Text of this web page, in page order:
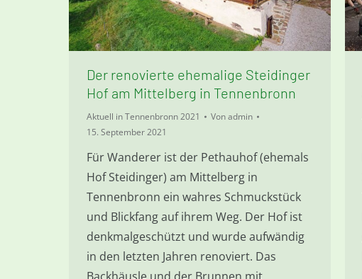
Der renovierte ehemalige Steidinger
Hof am Mittelberg in Tennenbronn
Aktuell in Tennenbronn 2021 Vonadmin
15. September 2021
Für Wanderer ist der Pethauhof (ehemals
Hof Steidinger) am Mittelberg in
Tennenbronn ein wahres Schmuckstück
und Blickfang auf ihrem Weg. Der Hof ist
denkmalgeschützt und wurde aufwändig
in den letzten Jahren renoviert. Das